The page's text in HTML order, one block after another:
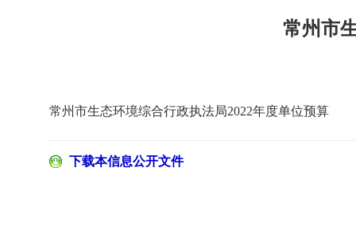
常州市
常州市生态环境综合行政执法局2022年度单位预算
下载本信息公开文件